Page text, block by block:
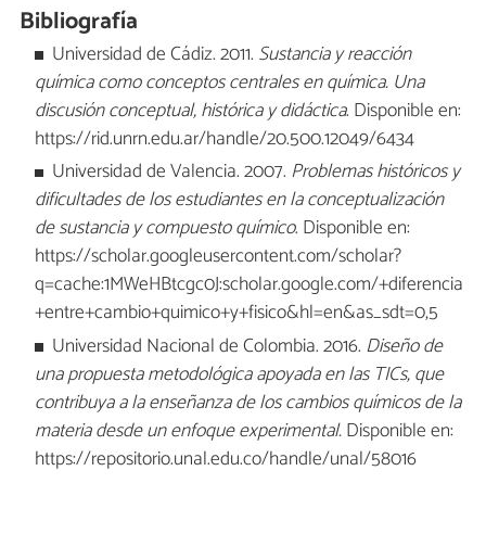
Bibliografía
Universidad de Cádiz. 2011. Sustancia y reacción
química como conceptos centrales en química. Una
discusión conceptual, histórica y didáctica. Disponible en:
https://rid.unrn.edu.ar/handle/20.500.12049/6434
Universidad de Valencia. 2007. Problemas históricos y
dificultades de los estudiantes en la conceptualización
de sustancia y compuesto químico. Disponible en:
https://scholar.googleusercontent.com/scholar?
q=cache:1MWeHBtcgc0J:scholar.google.com/+diferencia
+entre+cambio+quimico+y+fisico&hl=en&as_sdt=0,5
Universidad Nacional de Colombia. 2016. Diseño de
una propuesta metodológica apoyada en las TICs, que
contribuya a la enseñanza de los cambios químicos de la
materia desde un enfoque experimental.Disponible en:
https://repositorio.unal.edu.co/handle/unal/58016